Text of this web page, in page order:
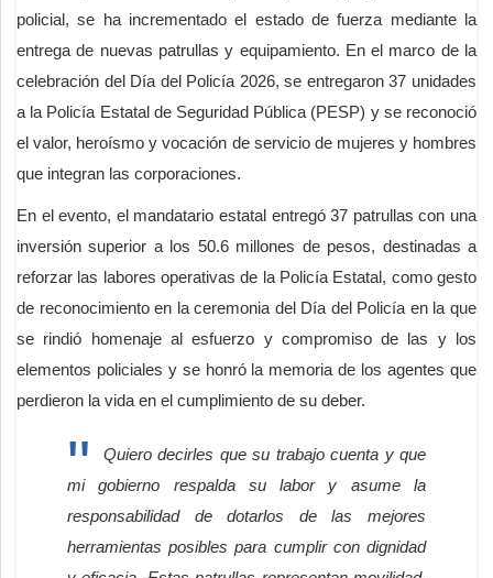
policial, se ha incrementado el estado de fuerza mediante la
entrega de nuevas patrullas y equipamiento. En el marco de la
celebración del Día del Policía 2026, se entregaron 37 unidades
a la Policía Estatal de Seguridad Pública (PESP) y se reconoció
el valor, heroísmo y vocación de servicio de mujeres y hombres
que integran las corporaciones.
En el evento, el mandatario estatal entregó 37 patrullas con una
inversión superior a los 50.6 millones de pesos, destinadas a
reforzar las labores operativas de la Policía Estatal, como gesto
de reconocimiento en la ceremonia del Día del Policía en la que
se rindió homenaje al esfuerzo y compromiso de las y los
elementos policiales y se honró la memoria de los agentes que
perdieron la vida en el cumplimiento de su deber.
Quiero decirles que su trabajo cuenta y que
mi gobierno respalda su labor y asume la
responsabilidad de dotarlos de las mejores
herramientas posibles para cumplir con dignidad